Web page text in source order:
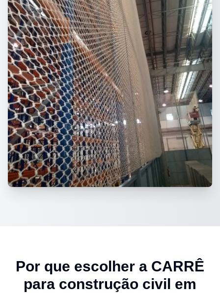
Por que escolher a CARRÊ
para construção civil em